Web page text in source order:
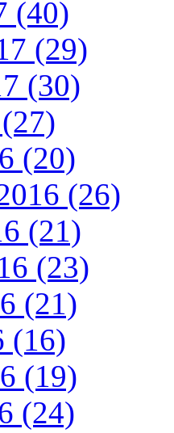
(40)
(29)
(30)
(20)
(26)
(21)
(23)
(21)
(16)
(19)
(24)